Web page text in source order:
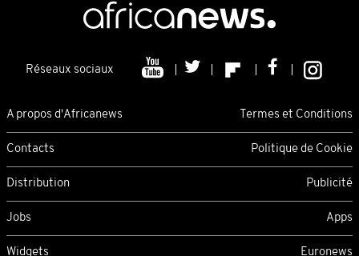
Réseaux sociaux
A propos d'Africanews Termes et Conditions
Contacts Politique de Cookie
Distribution Publicité
Jobs Apps
Widgets Euronews